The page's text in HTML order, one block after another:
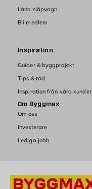
Låna släpvagn
Bli medlem
Inspiration
Guider & byggprojekt
Tips & råd
Inspiration från våra kunder
Om Byggmax
Om oss
Investerare
Lediga jobb